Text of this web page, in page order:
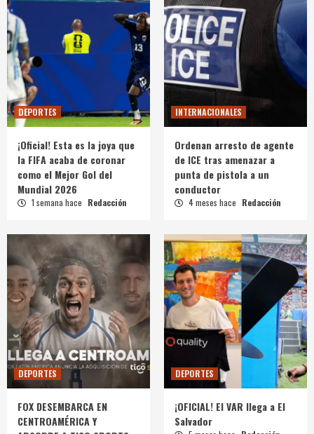
DEPORTES
¡Oficial! Esta es la joya que
la FIFA acaba de coronar
como el Mejor Gol del
Mundial 2026
1 semana hace Redacción
INTERNACIONALES
Ordenan arresto de agente
de ICE tras amenazar a
punta de pistola a un
conductor
4 meses hace Redacción
DEPORTES
FOX DESEMBARCA EN
CENTROAMÉRICA Y
DEPORTES
¡OFICIAL! El VAR llega a El
Salvador